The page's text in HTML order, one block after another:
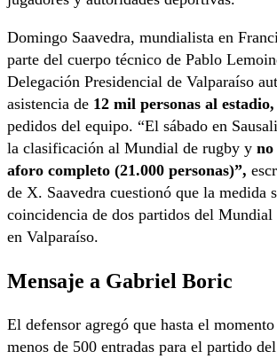
Domingo Saavedra, mundialista en
parte del cuerpo técnico de Pablo
Delegación Presidencial de Valparaíso
asistencia de 12 mil personas al estadio,
pedidos del equipo. “El sábado en
la clasificación al Mundial de rugby y no
aforo completo (21.000 personas)”,
de X. Saavedra cuestionó que la medida
coincidencia de dos partidos del
en Valparaíso.
Mensaje a Gabriel Boric
El defensor agregó que hasta el
menos de 500 entradas para el partido